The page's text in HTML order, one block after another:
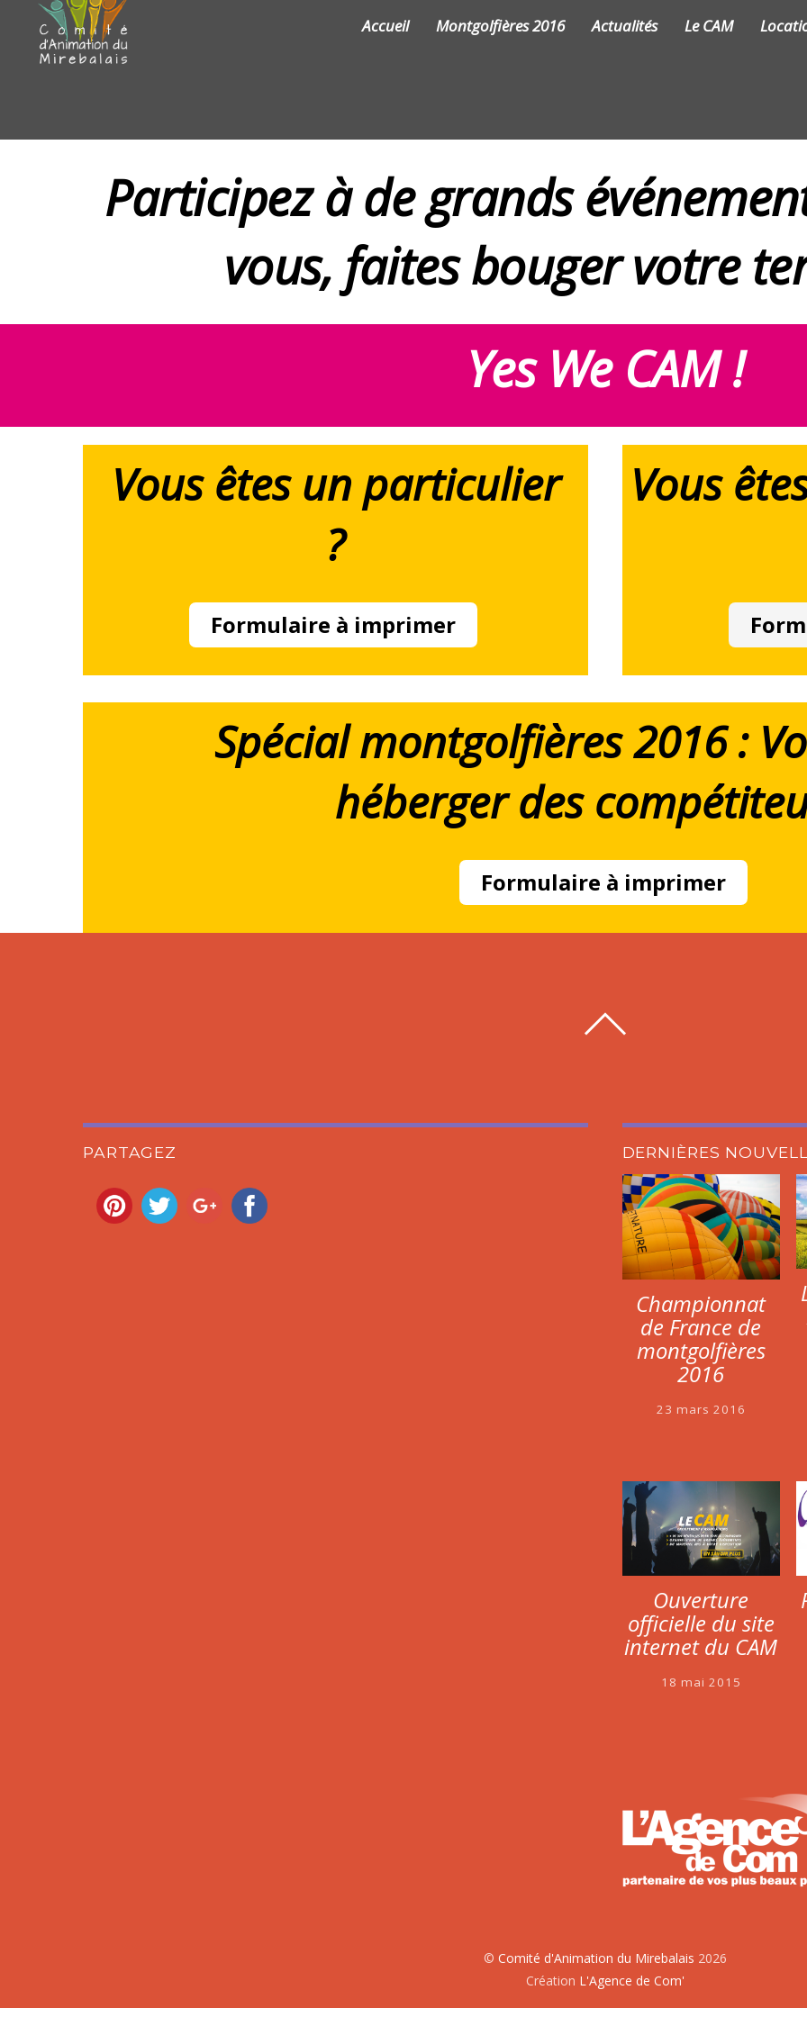
Accueil Montgolfières 2016 Actualités Le CAM
Participez à de grands
vous, faites bouger votre
Yes We CAM !
Vous êtes un particulier
?
Formulaire à imprimer
Vous
Spécial montgolfières 2016 :
héberger des
Formulaire à imprimer
© Comité d'Animation du Mirebalais 2026
Création L'Agence de Com'
PARTAGEZ DERNIÈRES
Championnat
de France de
montgolfières
2016
23 mars 2016
Ouverture
officielle du site
internet du CAM
18 mai 2015